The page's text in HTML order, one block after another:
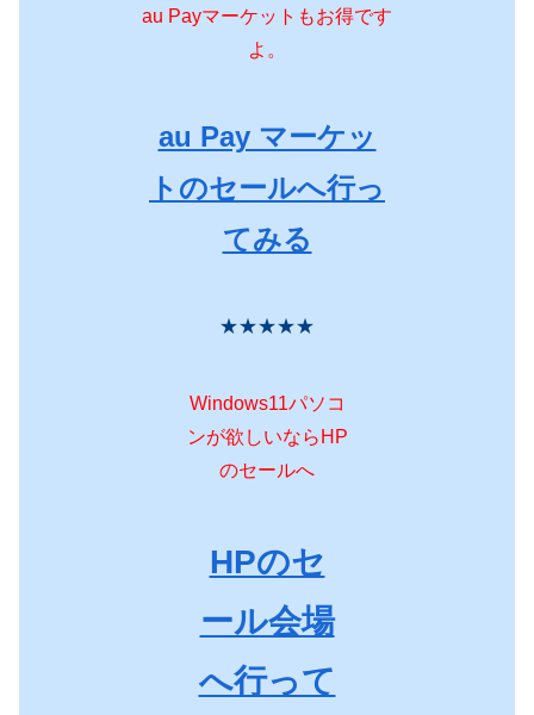
au Payマーケットもお得です
よ。
au Pay マーケッ
トのセールへ行っ
てみる
★★★★★
Windows11パソコ
ンが欲しいならHP
のセールへ
HPのセ
ール会場
へ行って